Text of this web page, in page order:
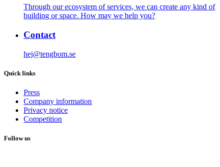
Through our ecosystem of services, we can create any kind of
building or space. How may we help you?
Contact
hej@tengbom.se
Quick links
Press
Company information
Privacy notice
Competition
Follow us